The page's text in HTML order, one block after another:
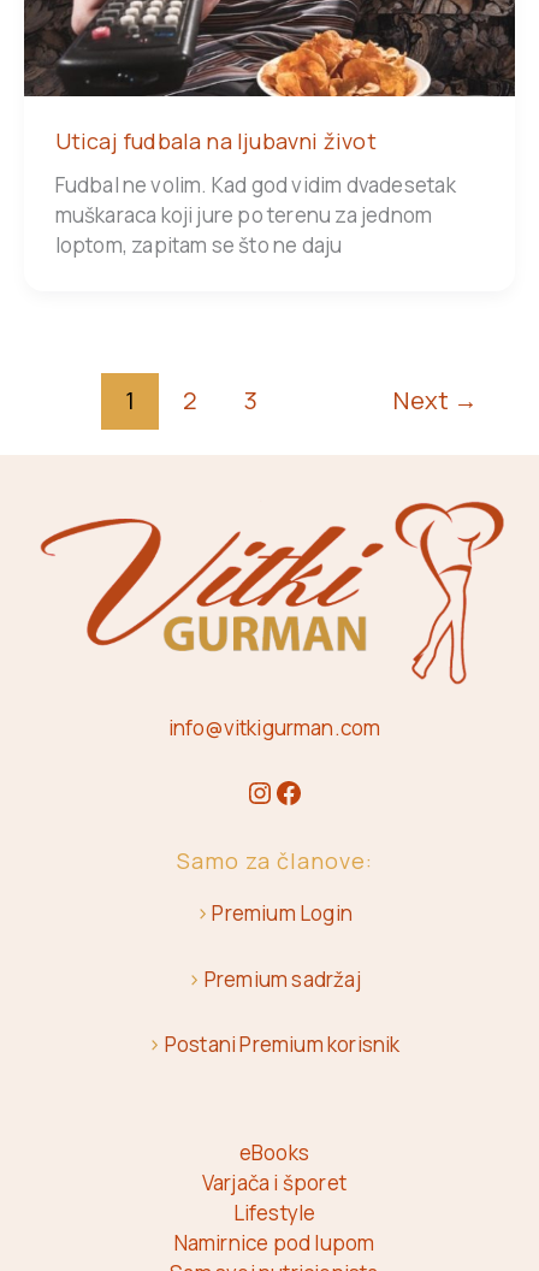
Uticaj fudbala na ljubavni život
Fudbal ne volim. Kad god vidim dvadesetak
muškaraca koji jure po terenu za jednom
loptom, zapitam se što ne daju
1 2 3 Next →
info@vitkigurman.com
Samo za članove:
>Premium Login
> Premium sadržaj
> Postani Premium korisnik
eBooks
Varjača i šporet
Lifestyle
Namirnice pod lupom